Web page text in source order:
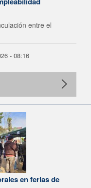
entre el
- 08:16
en ferias de